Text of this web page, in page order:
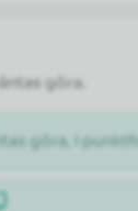
göra.
göra, i